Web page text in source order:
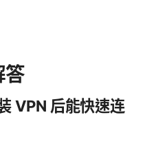
答
VPN 后能快速连